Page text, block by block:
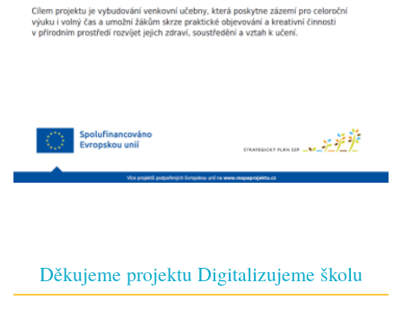
Děkujeme projektu Digitalizujeme školu